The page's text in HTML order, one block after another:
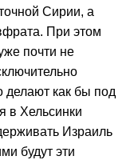
Сирии, а
При этом
почти не
делают как бы под
в Хельсинки
Израиль
будут эти